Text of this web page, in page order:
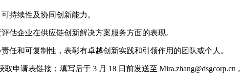
持续性及协同创新能力。
估企业在供应链创新解决方案服务方面的表现。
任和可复制性，表彰有卓越创新实践和引领作用的团队或个人。
申请表链接；填写后于 3 月 18 日前发送至 Mira.zhang@dsgcorp.cn 。